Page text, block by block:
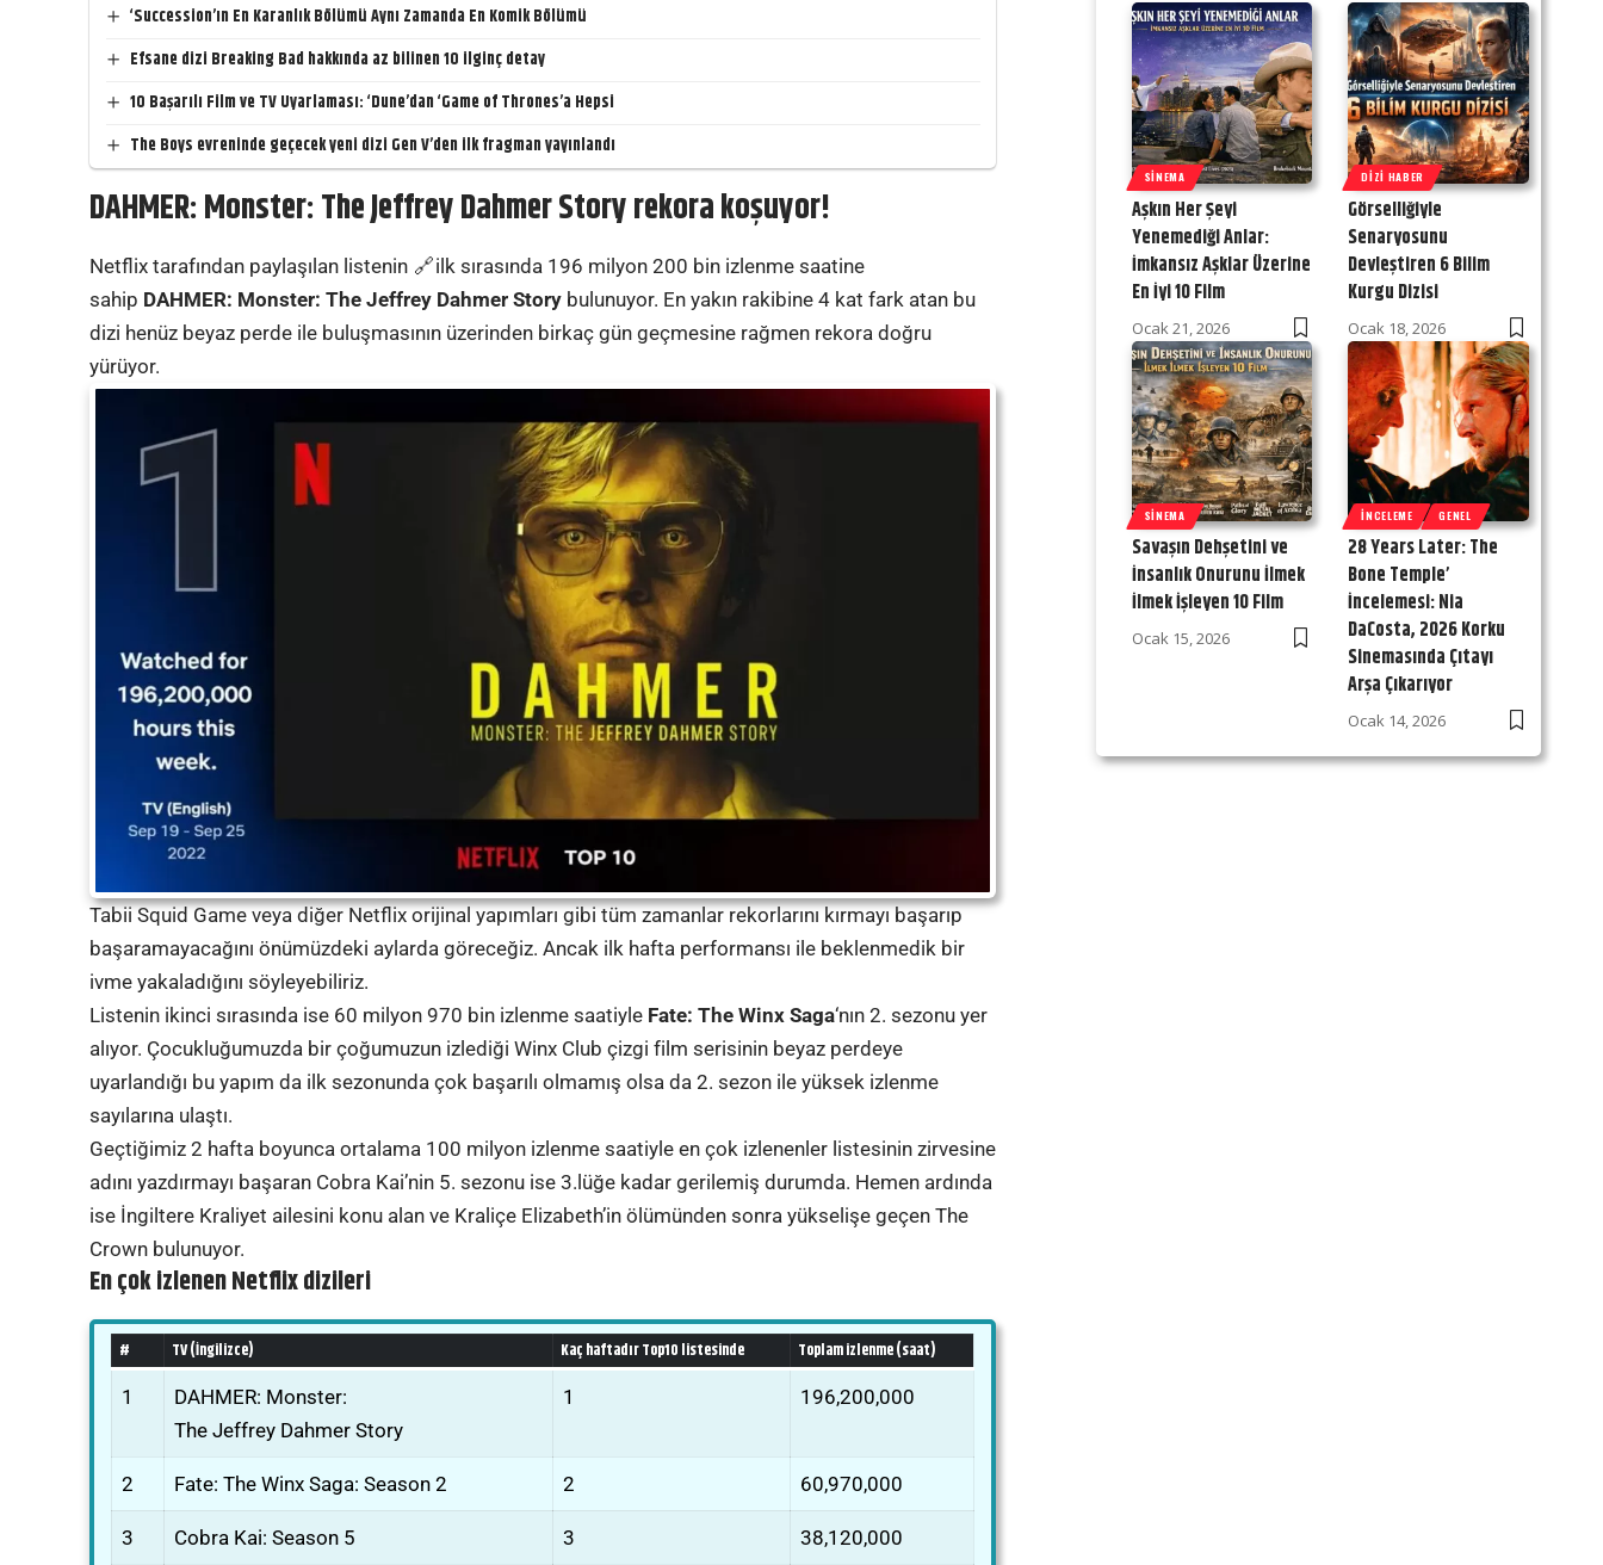
‘Succession’ın En Karanlık Bölümü Aynı Zamanda En Komik Bölümü
Efsane dizi Breaking Bad hakkında az bilinen 10 ilginç detay
10 Başarılı Film ve TV Uyarlaması: ‘Dune’dan ‘Game of Thrones’a Hepsi
The Boys evreninde geçecek yeni dizi Gen V’den ilk fragman yayınlandı
DAHMER: Monster: The Jeffrey Dahmer Story rekora koşuyor!
Netflix tarafından paylaşılan listenin
ilk sırasında 196 milyon 200 bin izlenme saatine
sahip DAHMER: Monster: The Jeffrey Dahmer Story bulunuyor. En yakın rakibine 4 kat fark atan bu
dizi henüz beyaz perde ile buluşmasının üzerinden birkaç gün geçmesine rağmen rekora doğru
yürüyor.
Tabii Squid Game veya diğer Netflix orijinal yapımları gibi tüm zamanlar rekorlarını kırmayı başarıp
başaramayacağını önümüzdeki aylarda göreceğiz. Ancak ilk hafta performansı ile beklenmedik bir
ivme yakaladığını söyleyebiliriz.
Listenin ikinci sırasında ise 60 milyon 970 bin izlenme saatiyle Fate: The Winx Saga‘nın 2. sezonu yer
alıyor. Çocukluğumuzda bir çoğumuzun izlediği Winx Club çizgi film serisinin beyaz perdeye
uyarlandığı bu yapım da ilk sezonunda çok başarılı olmamış olsa da 2. sezon ile yüksek izlenme
sayılarına ulaştı.
Geçtiğimiz 2 hafta boyunca ortalama 100 milyon izlenme saatiyle en çok izlenenler listesinin zirvesine
adını yazdırmayı başaran Cobra Kai’nin 5. sezonu ise 3.lüğe kadar gerilemiş durumda. Hemen ardında
ise İngiltere Kraliyet ailesini konu alan ve Kraliçe Elizabeth’in ölümünden sonra yükselişe geçen The
Crown bulunuyor.
En çok izlenen Netflix dizileri
# TV (İngilizce) Kaç haftadır Top10 listesinde
Toplam izlenme (saat)
1
DAHMER: Monster:
The Jeffrey Dahmer Story
1 196,200,000
2 Fate: The Winx Saga: Season 2 2 60,970,000
3 Cobra Kai: Season 5 3 38,120,000
SINEMA
Aşkın Her Şeyi
Yenemediği Anlar:
İmkansız Aşklar Üzerine
En İyi 10 Film
Ocak 21, 2026
DIZI HABER
Görselliğiyle
Senaryosunu
Devleştiren 6 Bilim
Kurgu Dizisi
Ocak 18, 2026
SINEMA
Savaşın Dehşetini ve
İnsanlık Onurunu İlmek
İlmek İşleyen 10 Film
Ocak 15, 2026
İNCELEME GENEL
28 Years Later: The
Bone Temple’
İncelemesi: Nia
DaCosta, 2026 Korku
Sinemasında Çıtayı
Arşa Çıkarıyor
Ocak 14, 2026